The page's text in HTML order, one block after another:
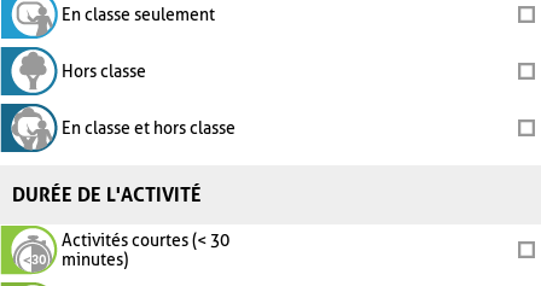
En classe seulement
Hors classe
En classe et hors classe
DURÉE DE L'ACTIVITÉ
Activités courtes (< 30
minutes)